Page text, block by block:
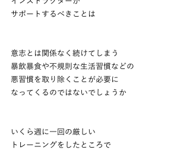
サポートするべきことは
意志とは関係なく続けてしまう
暴飲暴食や不規則な生活習慣などの
悪習慣を取り除くことが必要に
なってくるのではないでしょうか
いくら週に一回の厳しい
トレーニングをしたところで